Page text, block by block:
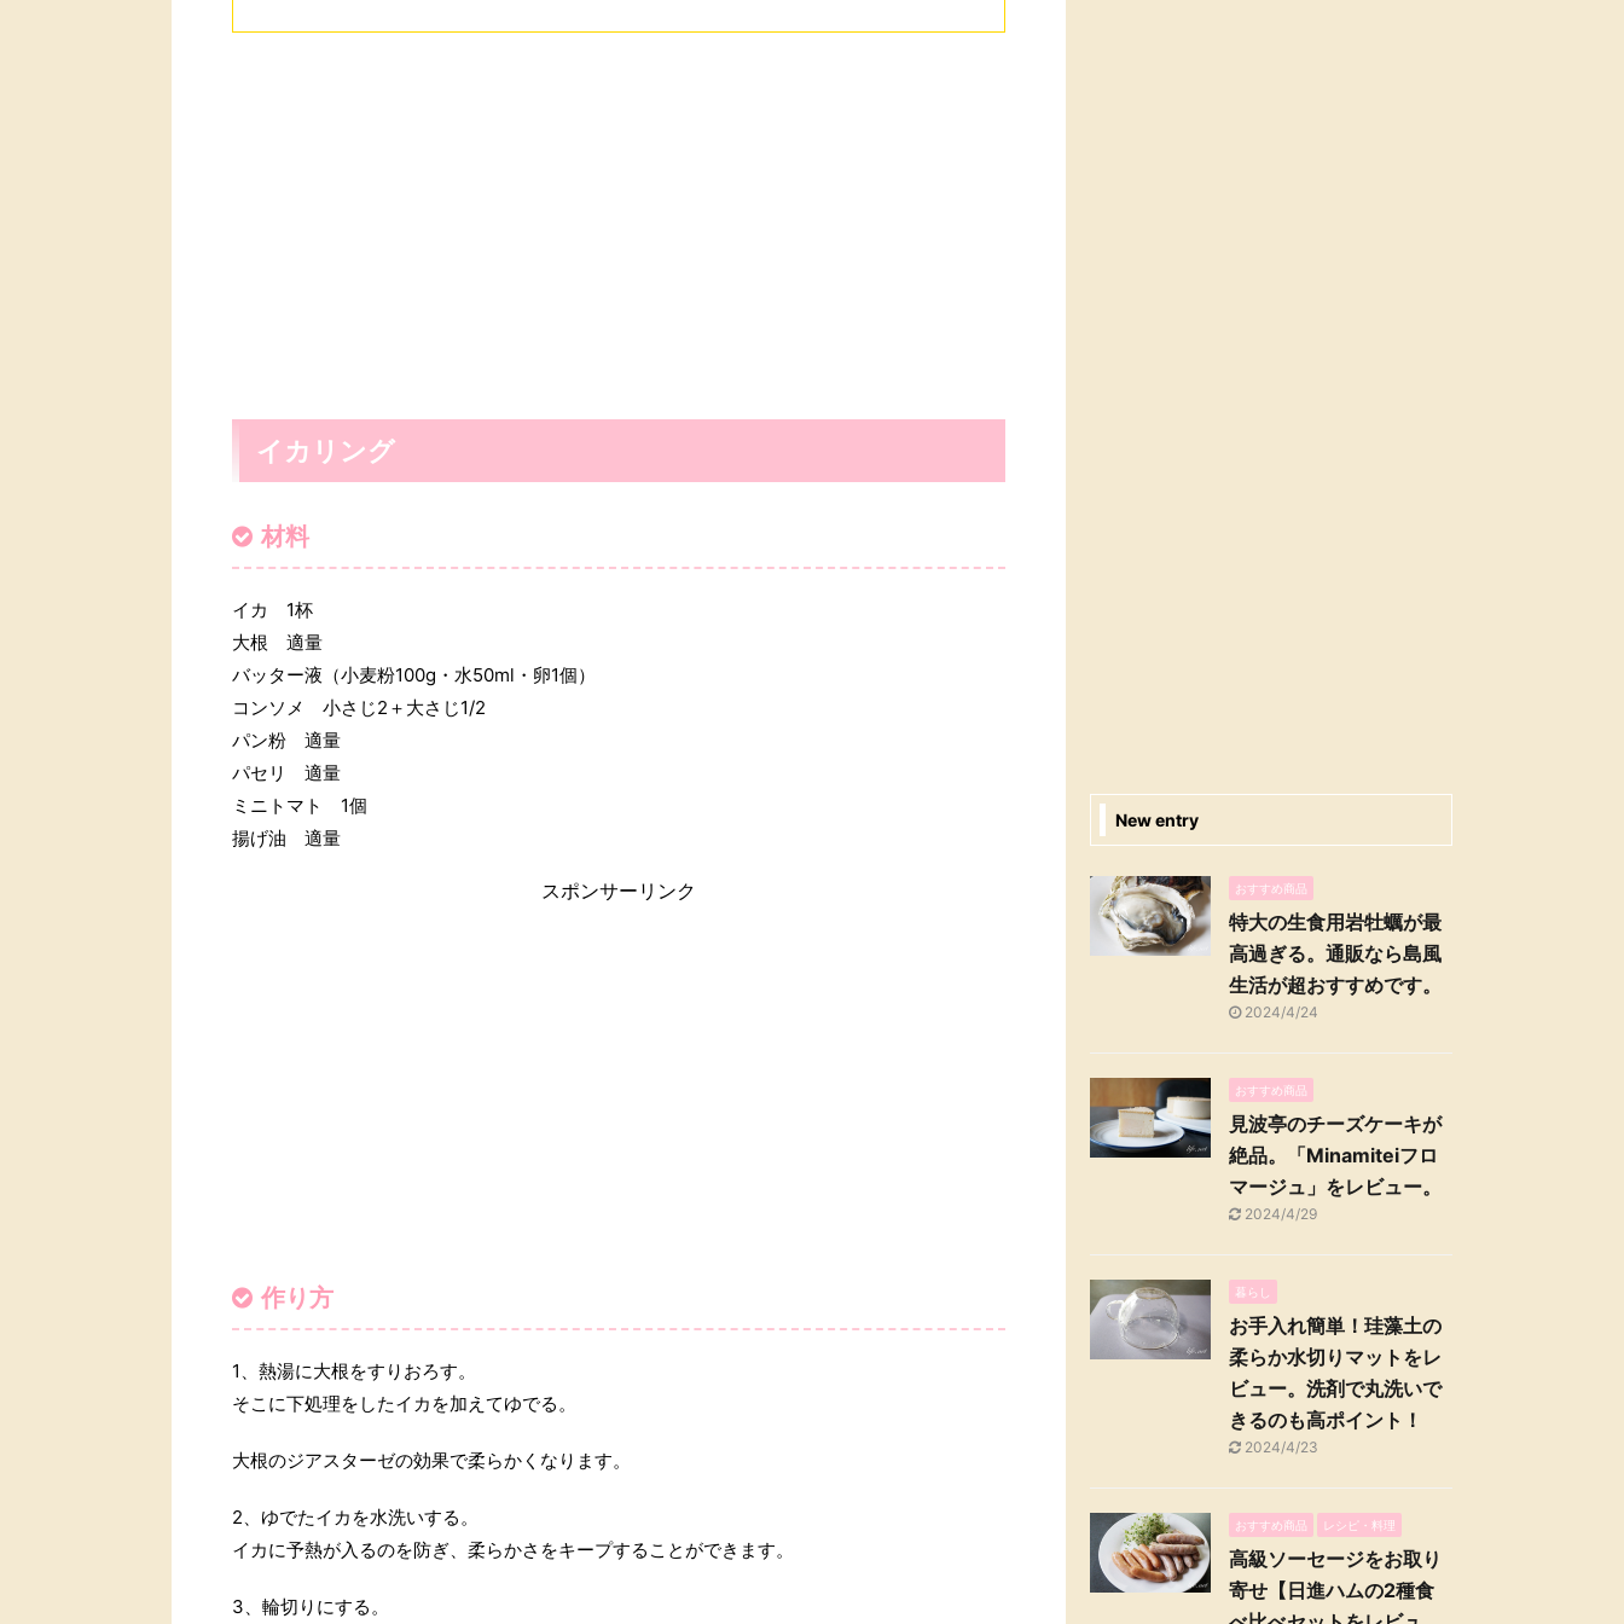
イカリング
材料
イカ 1杯
大根 適量
バッター液（小麦粉100g・水50ml・卵1個）
コンソメ 小さじ2＋大さじ1/2
パン粉 適量
パセリ 適量
ミニトマト 1個
揚げ油 適量
スポンサーリンク
作り方
1、熱湯に大根をすりおろす。
そこに下処理をしたイカを加えてゆでる。
大根のジアスターゼの効果で柔らかくなります。
2、ゆでたイカを水洗いする。
イカに予熱が入るのを防ぎ、柔らかさをキープすることができます。
3、輪切りにする。
New entry
おすすめ商品
特大の生食用岩牡蠣が最
高過ぎる。通販なら島風
生活が超おすすめです。
2024/4/24
おすすめ商品
見波亭のチーズケーキが
絶品。「Minamiteiフロ
マージュ」をレビュー。
2024/4/29
暮らし
お手入れ簡単！珪藻土の
柔らか水切りマットをレ
ビュー。洗剤で丸洗いで
きるのも高ポイント！
2024/4/23
おすすめ商品 レシピ・料理
高級ソーセージをお取り
寄せ【日進ハムの2種食